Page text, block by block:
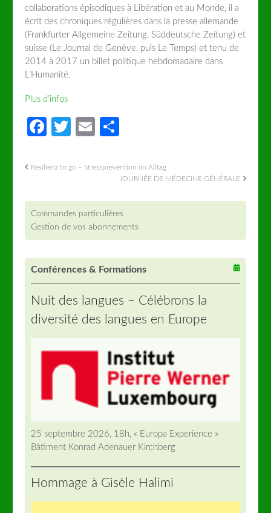
collaborations épisodiques à Libération et au Monde, il a
écrit des chroniques régulières dans la presse allemande
(Frankfurter Allgemeine Zeitung, Süddeutsche Zeitung) et
suisse (Le Journal de Genève, puis Le Temps) et tenu de
2014 à 2017 un billet politique hebdomadaire dans
L’Humanité.
Plus d’infos
Facebook
Twitter
Email
Resilienz to go – Stressprevention im Alltag
JOURNÉE DE MÉDECINE GÉNÉRALE
Commandes particulières
Gestion de vos abonnements
Conférences & Formations
Nuit des langues – Célébrons la
diversité des langues en Europe
25 septembre 2026, 18h, « Europa Experience »
Bâtiment Konrad Adenauer Kirchberg
Hommage à Gisèle Halimi